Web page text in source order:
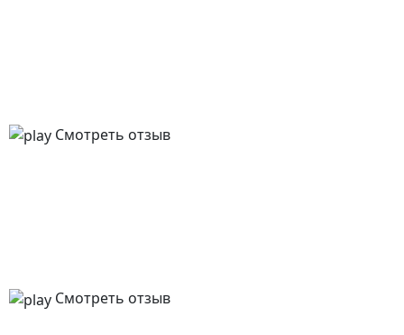
Смотреть отзыв
Смотреть отзыв